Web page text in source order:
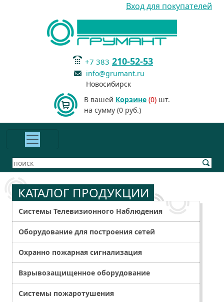
Вход для покупателей
+7 383 210-52-53
info@grumant.ru
Новосибирск
В вашей Корзине (0) шт.
на сумму (0 руб.)
КАТАЛОГ ПРОДУКЦИИ
Системы Телевизионного Наблюдения
Оборудование для построения сетей
Охранно пожарная сигнализация
Взрывозащищенное оборудование
Системы пожаротушения